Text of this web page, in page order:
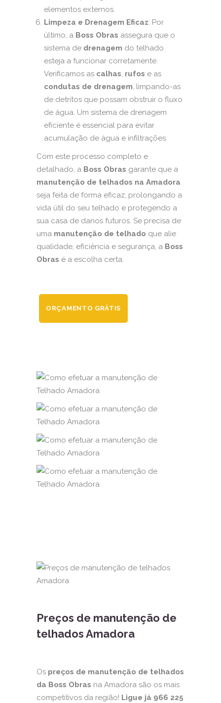
elementos externos.
Limpeza e Drenagem Eficaz: Por
último, a Boss Obras assegura que o
sistema de drenagem do telhado
esteja a funcionar corretamente.
Verificamos as calhas, rufos e as
condutas de drenagem, limpando-as
de detritos que possam obstruir o fluxo
de água. Um sistema de drenagem
eficiente é essencial para evitar
acumulação de água e infiltrações.
Com este processo completo e
detalhado, a Boss Obras garante que a
manutenção de telhados na Amadora
seja feita de forma eficaz, prolongando a
vida útil do seu telhado e protegendo a
sua casa de danos futuros. Se precisa de
uma manutenção de telhado que alie
qualidade, eficiência e segurança, a Boss
Obras é a escolha certa.
ORÇAMENTO GRÁTIS
Preços de manutenção de
telhados Amadora
Os preços de manutenção de telhados
da Boss Obras na Amadora são os mais
competitivos da região! Ligue já 966 225